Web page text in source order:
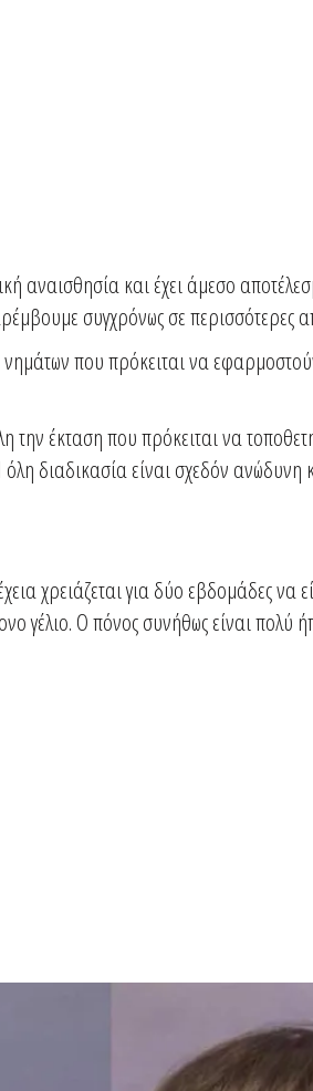
αναισθησία και έχει άμεσο
συγχρόνως σε περισσότερες
που πρόκειται να
την έκταση που πρόκειται να
διαδικασία είναι σχεδόν
χρειάζεται για δύο εβδομάδες να
γέλιο. O πόνος συνήθως είναι πολύ